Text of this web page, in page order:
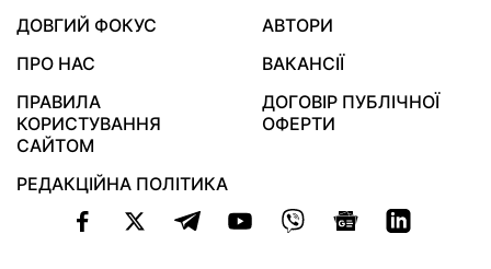
ДОВГИЙ ФОКУС
АВТОРИ
ПРО НАС
ВАКАНСІЇ
ПРАВИЛА
КОРИСТУВАННЯ
САЙТОМ
ДОГОВІР ПУБЛІЧНОЇ
ОФЕРТИ
РЕДАКЦІЙНА ПОЛІТИКА